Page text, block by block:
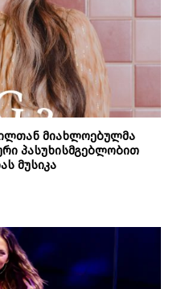
მიახლოებულმა
პასუხისმგებლობით
მუსიკა